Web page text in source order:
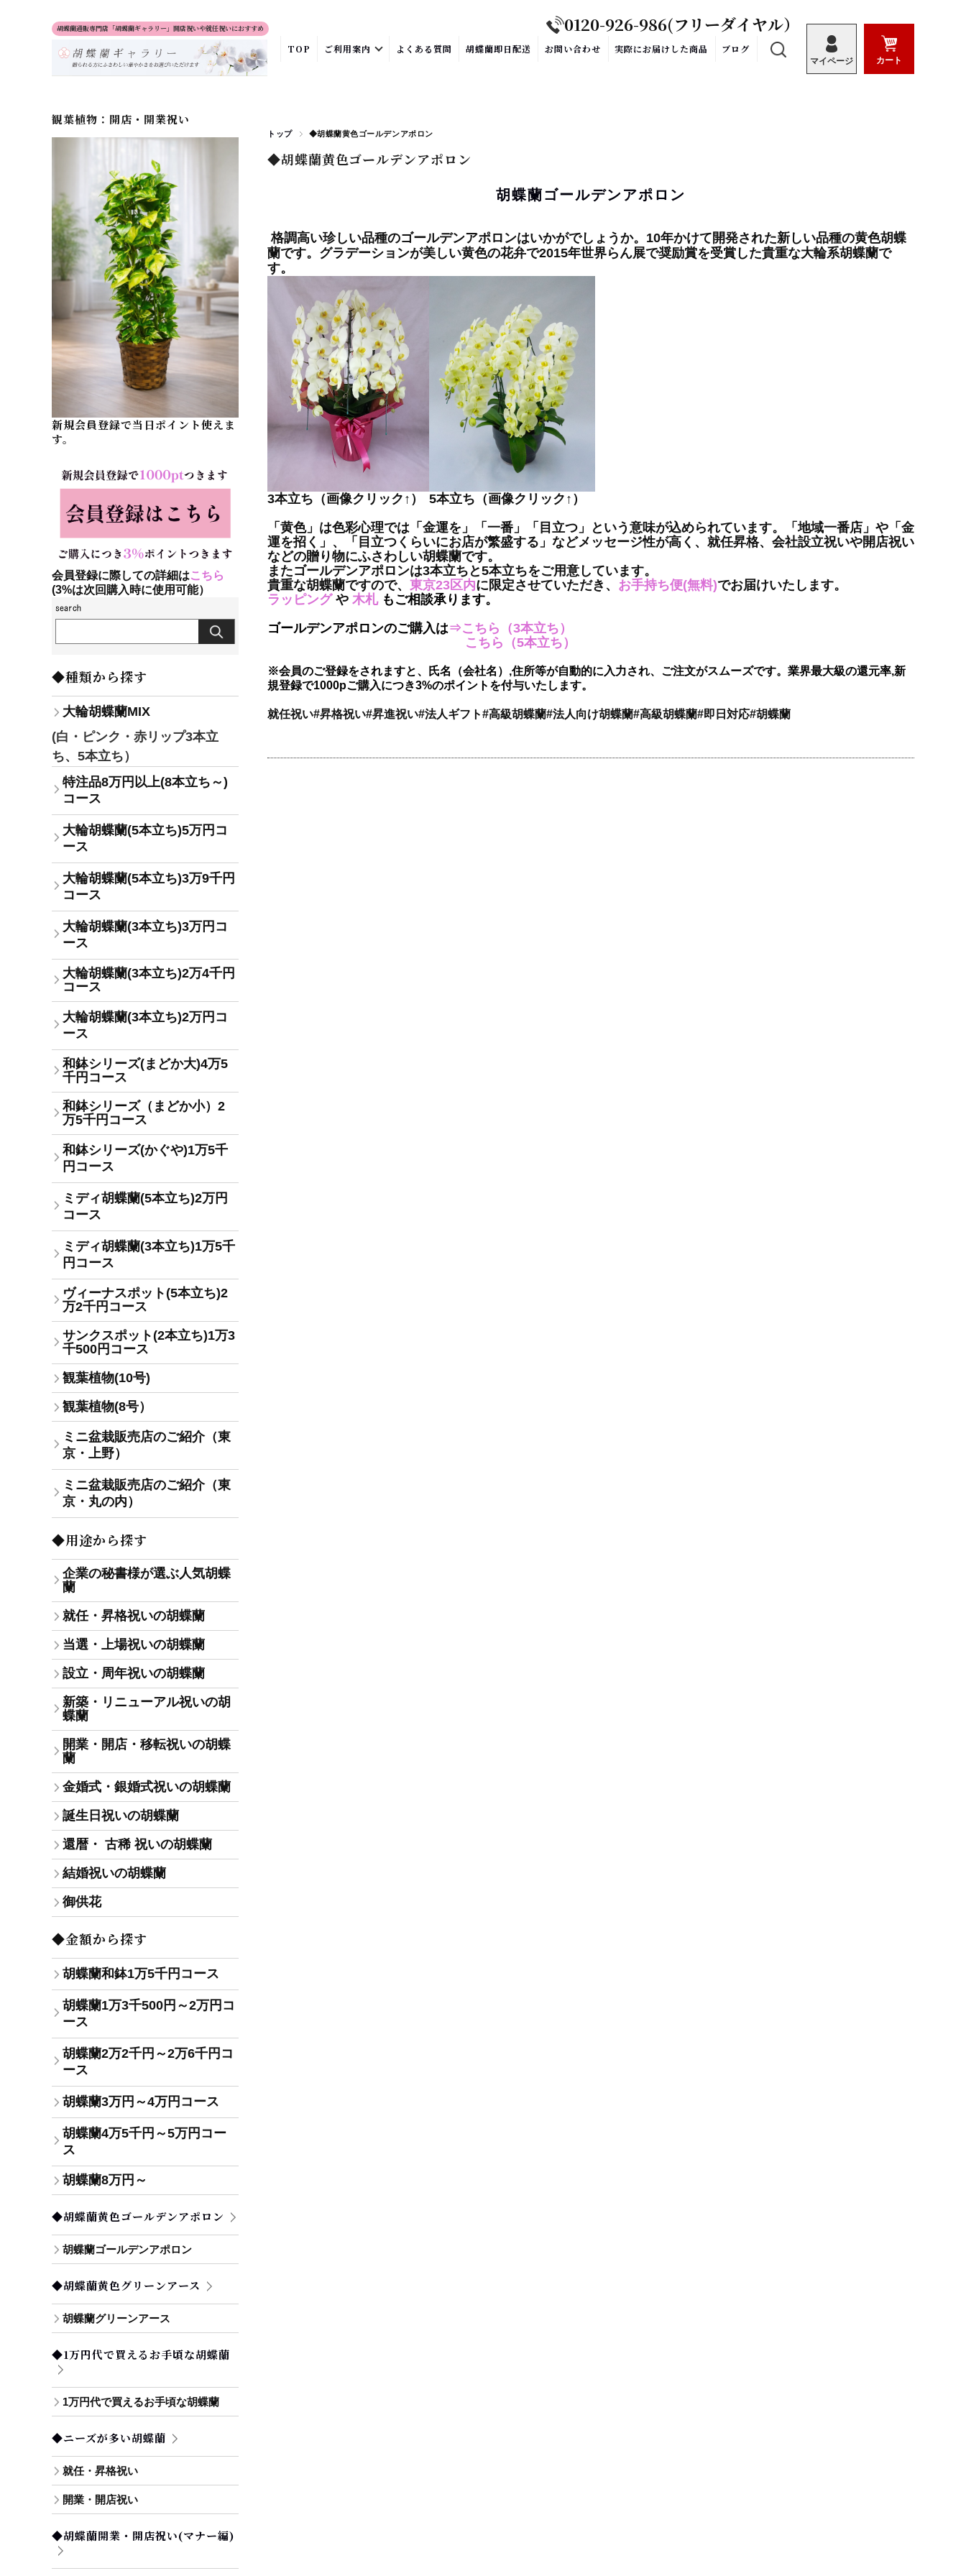
胡蝶蘭通販専門店「胡蝶蘭ギャラリー」開店祝いや就任祝いにおすすめ 0120-926-986(フリーダイヤル）
TOP ご利用案内 よくある質問 胡蝶蘭即日配送 お問い合わせ 実際にお届けした商品 ブログ
マイページ カート
トップ ◆胡蝶蘭黄色ゴールデンアポロン
◆胡蝶蘭黄色ゴールデンアポロン
胡蝶蘭ゴールデンアポロン
格調高い珍しい品種のゴールデンアポロンはいかがでしょうか。10年かけて開発された新しい品種の黄色胡蝶
蘭です。グラデーションが美しい黄色の花弁で2015年世界らん展で奨励賞を受賞した貴重な大輪系胡蝶蘭で
す。
3本立ち（画像クリック↑）
5本立ち（画像クリック↑）
「黄色」は色彩心理では「金運を」「一番」「目立つ」という意味が込められています。「地域一番店」や「金
運を招く」、「目立つくらいにお店が繁盛する」などメッセージ性が高く、就任昇格、会社設立祝いや開店祝い
などの贈り物にふさわしい胡蝶蘭です。
またゴールデンアポロンは3本立ちと5本立ちをご用意しています。
貴重な胡蝶蘭ですので、 東京23区内に限定させていただき、 お手持ち便(無料)でお届けいたします。
ラッピングや 木札もご相談承ります。
ゴールデンアポロンのご購入は⇒こちら（3本立ち）
こちら（5本立ち）
※会員のご登録をされますと、氏名（会社名）,住所等が自動的に入力され、ご注文がスムーズです。業界最大級の還元率,新
規登録で1000pご購入につき3%のポイントを付与いたします。
就任祝い#昇格祝い#昇進祝い#法人ギフト#高級胡蝶蘭#法人向け胡蝶蘭#高級胡蝶蘭#即日対応#胡蝶蘭
観葉植物：開店・開業祝い
新規会員登録で当日ポイント使えま
す。
会員登録に際しての詳細はこちら
(3%は次回購入時に使用可能）
◆種類から探す
大輪胡蝶蘭MIX
(白・ピンク・赤リップ3本立
ち、5本立ち）
特注品8万円以上(8本立ち～)
コース
大輪胡蝶蘭(5本立ち)5万円コ
ース
大輪胡蝶蘭(5本立ち)3万9千円
コース
大輪胡蝶蘭(3本立ち)3万円コ
ース
大輪胡蝶蘭(3本立ち)2万4千円
コース
大輪胡蝶蘭(3本立ち)2万円コ
ース
和鉢シリーズ(まどか大)4万5
千円コース
和鉢シリーズ（まどか小）2
万5千円コース
和鉢シリーズ(かぐや)1万5千
円コース
ミディ胡蝶蘭(5本立ち)2万円
コース
ミディ胡蝶蘭(3本立ち)1万5千
円コース
ヴィーナスポット(5本立ち)2
万2千円コース
サンクスポット(2本立ち)1万3
千500円コース
観葉植物(10号)
観葉植物(8号）
ミニ盆栽販売店のご紹介（東
京・上野）
ミニ盆栽販売店のご紹介（東
京・丸の内）
◆用途から探す
企業の秘書様が選ぶ人気胡蝶
蘭
就任・昇格祝いの胡蝶蘭
当選・上場祝いの胡蝶蘭
設立・周年祝いの胡蝶蘭
新築・リニューアル祝いの胡
蝶蘭
開業・開店・移転祝いの胡蝶
蘭
金婚式・銀婚式祝いの胡蝶蘭
誕生日祝いの胡蝶蘭
還暦・ 古稀 祝いの胡蝶蘭
結婚祝いの胡蝶蘭
御供花
◆金額から探す
胡蝶蘭和鉢1万5千円コース
胡蝶蘭1万3千500円～2万円コ
ース
胡蝶蘭2万2千円～2万6千円コ
ース
胡蝶蘭3万円～4万円コース
胡蝶蘭4万5千円～5万円コー
ス
胡蝶蘭8万円～
◆胡蝶蘭黄色ゴールデンアポロン
胡蝶蘭ゴールデンアポロン
◆胡蝶蘭黄色グリーンアース
胡蝶蘭グリーンアース
◆1万円代で買えるお手頃な胡蝶蘭
1万円代で買えるお手頃な胡蝶蘭
◆ニーズが多い胡蝶蘭
就任・昇格祝い
開業・開店祝い
◆胡蝶蘭開業・開店祝い(マナー編)